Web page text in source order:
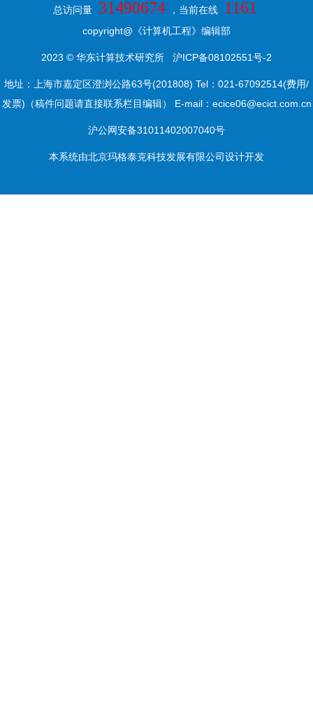
总访问量 31490674 ，当前在线 1161
copyright@《计算机工程》编辑部
2023 © 华东计算技术研究所 沪ICP备08102551号-2
地址：上海市嘉定区澄浏公路63号(201808) Tel：021-67092514(费用/
发票)（稿件问题请直接联系栏目编辑） E-mail：ecice06@ecict.com.cn
沪公网安备31011402007040号
本系统由北京玛格泰克科技发展有限公司设计开发